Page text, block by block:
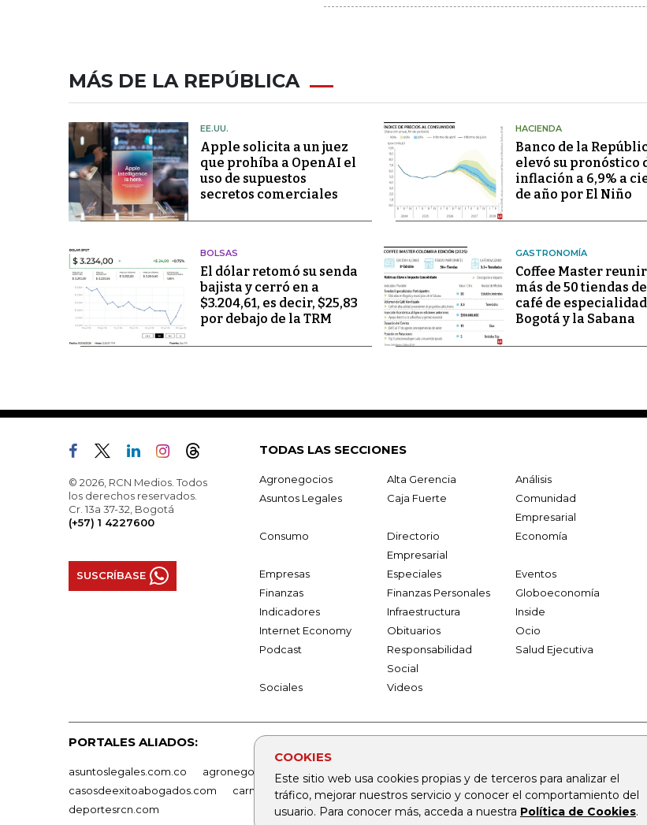
COOKIES
Este sitio web usa cookies propias y de terceros para analizar el
tráfico, mejorar nuestros servicio y conocer el comportamiento del
usuario. Para conocer más, acceda a nuestra Política de Cookies.
MÁS DE LA REPÚBLICA
EE.UU.
Apple solicita a un juez
que prohíba a OpenAI el
uso de supuestos
secretos comerciales
HACIENDA
Banco de la
elevó su pronóstico
inflación a 6,9% a
de año por El Niño
BOLSAS
El dólar retomó su senda
bajista y cerró en a
$3.204,61, es decir, $25,83
por debajo de la TRM
GASTRONOMÍA
Coffee Master
más de 50 tiendas de
café de
Bogotá y la Sabana
© 2026, RCN Medios. Todos
los derechos reservados.
Cr. 13a 37-32, Bogotá
(+57) 1 4227600
SUSCRÍBASE
TODAS LAS SECCIONES
Agronegocios Alta Gerencia
Análisis
Asuntos Legales
Caja Fuerte
Comunidad
Empresarial
Consumo
Directorio
Empresarial
Economía
Empresas Especiales
Eventos
Finanzas
Finanzas Personales
Globoeconomía
Indicadores
Infraestructura
Inside
Internet Economy
Obituarios
Ocio
Podcast
Responsabilidad
Social
Salud Ejecutiva
Sociales Videos
PORTALES ALIADOS:
asuntoslegales.com.co agronegocios.co empresas.larepublica.co firmasdeabogados.com
casosdeexitoabogados.com
carnavalindustriacultural.com canalrcn.com rcnradio.com noticiasrcn.com
deportesrcn.com